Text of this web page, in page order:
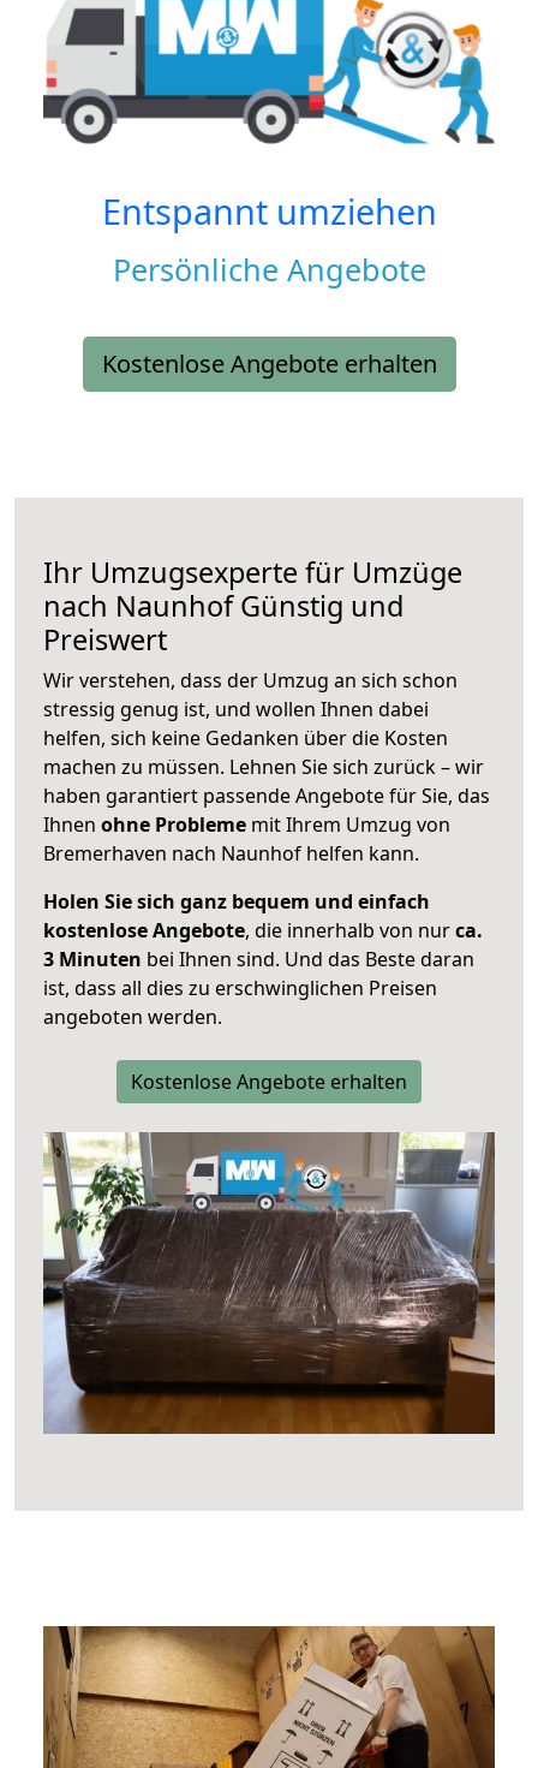
Entspannt umziehen
Persönliche Angebote
Kostenlose Angebote erhalten
Ihr Umzugsexperte für Umzüge
nach NaunhofGünstig und
Preiswert
Wir verstehen, dass der Umzug an sich schon
stressig genug ist, und wollen Ihnen dabei
helfen, sich keine Gedanken über die Kosten
machen zu müssen. Lehnen Sie sich zurück – wir
haben garantiert passende Angebote für Sie, das
Ihnen ohne Probleme mit Ihrem Umzug von
Bremerhaven nach Naunhof helfen kann.
Holen Sie sich ganz bequem und einfach
kostenlose Angebote, die innerhalb von nurca.
3 Minuten bei Ihnen sind. Und das Beste daran
ist, dass all dies zu erschwinglichen Preisen
angeboten werden.
Kostenlose Angebote erhalten